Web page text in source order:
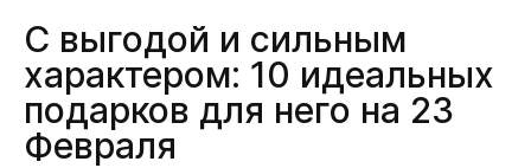
С выгодой и сильным
характером: 10 идеальных
подарков для него на 23
Февраля